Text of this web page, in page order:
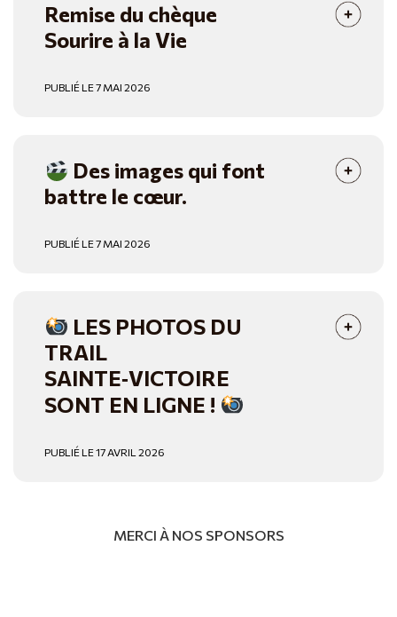
Remise du chèque
Sourire à la Vie
PUBLIÉ LE 7 MAI 2026
Des images qui font
battre le cœur.
PUBLIÉ LE 7 MAI 2026
LES PHOTOS DU
TRAIL
SAINTE‑VICTOIRE
SONT EN LIGNE !
PUBLIÉ LE 17 AVRIL 2026
MERCI À NOS SPONSORS